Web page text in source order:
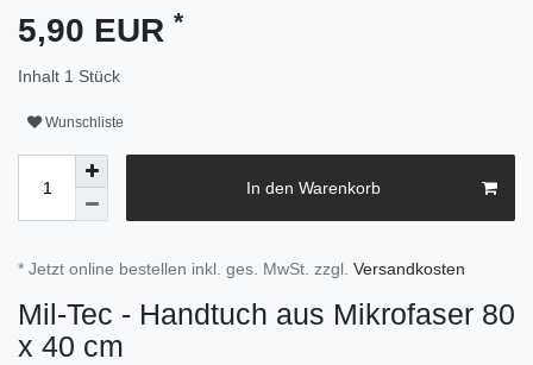
5,90 EUR *
Inhalt 1 Stück
Wunschliste
In den Warenkorb
* Jetzt online bestellen inkl. ges. MwSt. zzgl. Versandkosten
Mil-Tec - Handtuch aus Mikrofaser 80
x 40 cm